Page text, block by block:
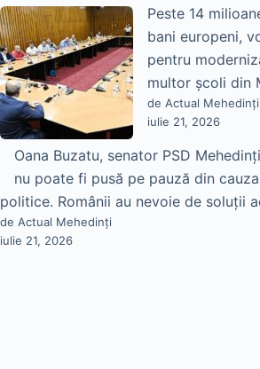
Peste 14
bani europeni,
pentru
multor școli din
de Actual Mehedinți
iulie 21, 2026
Oana Buzatu, senator PSD
nu poate fi pusă pe pauză din
politice. Românii au nevoie de soluții
de Actual Mehedinți
iulie 21, 2026